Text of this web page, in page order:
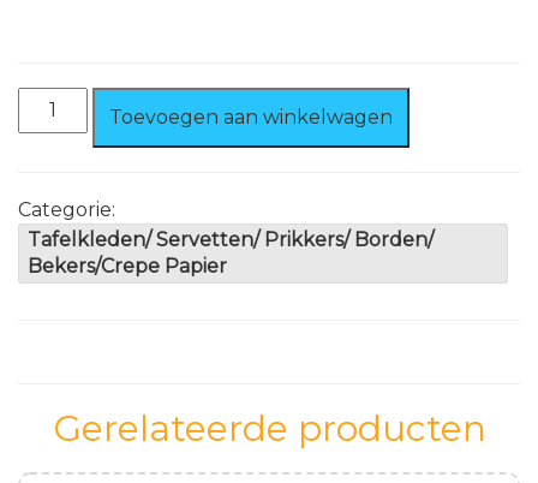
Servetten
Oktoberfest
aantal
Toevoegen aan winkelwagen
Categorie:
Tafelkleden/ Servetten/ Prikkers/ Borden/
Bekers/Crepe Papier
Gerelateerde producten